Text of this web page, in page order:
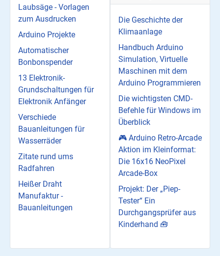
Laubsäge - Vorlagen
zum Ausdrucken
Arduino Projekte
Automatischer
Bonbonspender
13 Elektronik-
Grundschaltungen für
Elektronik Anfänger
Verschiede
Bauanleitungen für
Wasserräder
Zitate rund ums
Radfahren
Heißer Draht
Manufaktur -
Bauanleitungen
Die Geschichte der
Klimaanlage
Handbuch Arduino
Simulation, Virtuelle
Maschinen mit dem
Arduino Programmieren
Die wichtigsten CMD-
Befehle für Windows im
Überblick
🎮 Arduino Retro-Arcade
Aktion im Kleinformat:
Die 16x16 NeoPixel
Arcade-Box
Projekt: Der „Piep-
Tester“ Ein
Durchgangsprüfer aus
Kinderhand 🧰